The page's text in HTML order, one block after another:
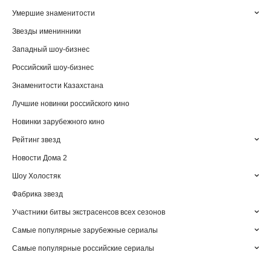
Умершие знаменитости
Звезды именинники
Западный шоу-бизнес
Российский шоу-бизнес
Знаменитости Казахстана
Лучшие новинки российского кино
Новинки зарубежного кино
Рейтинг звезд
Новости Дома 2
Шоу Холостяк
Фабрика звезд
Участники битвы экстрасенсов всех сезонов
Самые популярные зарубежные сериалы
Самые популярные российские сериалы